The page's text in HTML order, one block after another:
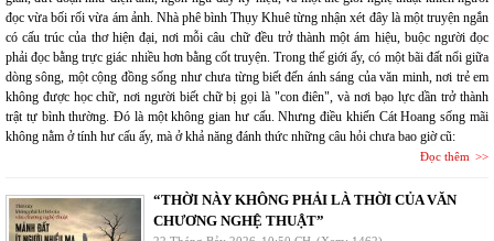
đọc vừa bối rối vừa ám ảnh. Nhà phê bình Thụy Khuê từng nhận xét đây là một truyện ngắn
có cấu trúc của thơ hiện đại, nơi mỗi câu chữ đều trở thành một ám hiệu, buộc người đọc
phải đọc bằng trực giác nhiều hơn bằng cốt truyện. Trong thế giới ấy, có một bãi đất nổi giữa
dòng sông, một cộng đồng sống như chưa từng biết đến ánh sáng của văn minh, nơi trẻ em
không được học chữ, nơi người biết chữ bị gọi là "con điên", và nơi bạo lực dần trở thành
trật tự bình thường. Đó là một không gian hư cấu. Nhưng điều khiến Cát Hoang sống mãi
không nằm ở tính hư cấu ấy, mà ở khả năng đánh thức những câu hỏi chưa bao giờ cũ:
Đọc thêm
“THỜI NÀY KHÔNG PHẢI LÀ THỜI CỦA VĂN
CHƯƠNG NGHỆ THUẬT”